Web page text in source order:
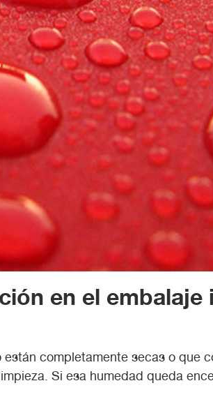
en el embalaje
completamente secas o que
Si esa humedad queda